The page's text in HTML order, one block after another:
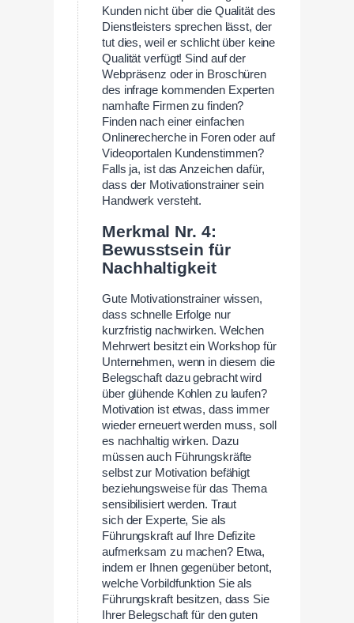
Kunden nicht über die Qualität des
Dienstleisters sprechen lässt, der
tut dies, weil er schlicht über keine
Qualität verfügt! Sind auf der
Webpräsenz oder in Broschüren
des infrage kommenden Experten
namhafte Firmen zu finden?
Finden nach einer einfachen
Onlinerecherche in Foren oder auf
Videoportalen Kundenstimmen?
Falls ja, ist das Anzeichen dafür,
dass der Motivationstrainer sein
Handwerk versteht.
Merkmal Nr. 4:
Bewusstsein für
Nachhaltigkeit
Gute Motivationstrainer wissen,
dass schnelle Erfolge nur
kurzfristig nachwirken. Welchen
Mehrwert besitzt ein Workshop für
Unternehmen, wenn in diesem die
Belegschaft dazu gebracht wird
über glühende Kohlen zu laufen?
Motivation ist etwas, dass immer
wieder erneuert werden muss, soll
es nachhaltig wirken. Dazu
müssen auch Führungskräfte
selbst zur Motivation befähigt
beziehungsweise für das Thema
sensibilisiert werden. Traut
sich der Experte, Sie als
Führungskraft auf Ihre Defizite
aufmerksam zu machen? Etwa,
indem er Ihnen gegenüber betont,
welche Vorbildfunktion Sie als
Führungskraft besitzen, dass Sie
Ihrer Belegschaft für den guten